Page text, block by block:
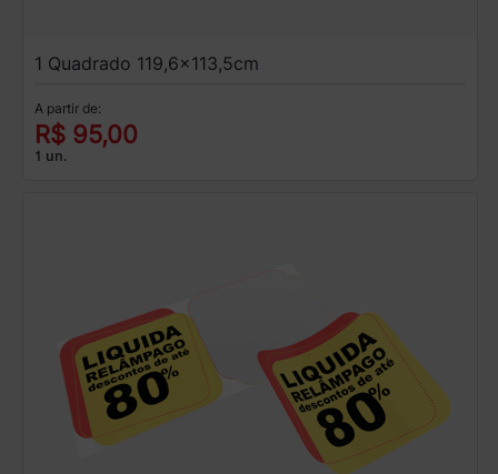
1 Quadrado 119,6x113,5cm
A partir de:
R$ 95,00
1 un.